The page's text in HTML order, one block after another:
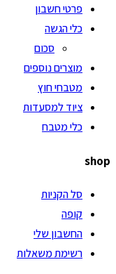
פרטי חשבון
כלי הגשה
סכום
מוצרים נוספים
מטבחי חוץ
ציוד למסעדות
כלי מטבח
shop
סל הקניות
קופה
החשבון שלי
רשימת משאלות